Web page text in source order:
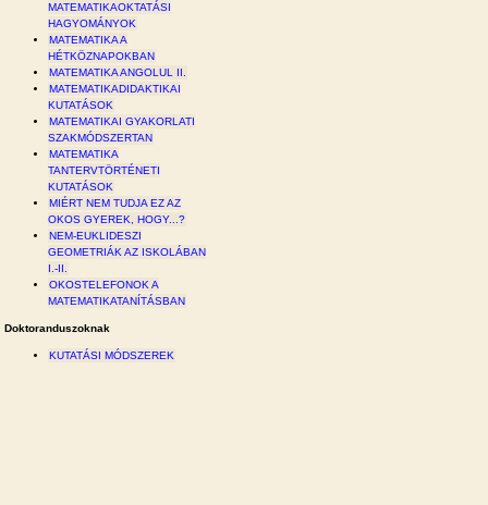
MATEMATIKAOKTATÁSI
HAGYOMÁNYOK
MATEMATIKA A
HÉTKÖZNAPOKBAN
MATEMATIKA ANGOLUL II.
MATEMATIKADIDAKTIKAI
KUTATÁSOK
MATEMATIKAI GYAKORLATI
SZAKMÓDSZERTAN
MATEMATIKA
TANTERVTÖRTÉNETI
KUTATÁSOK
MIÉRT NEM TUDJA EZ AZ
OKOS GYEREK, HOGY...?
NEM-EUKLIDESZI
GEOMETRIÁK AZ ISKOLÁBAN
I.-II.
OKOSTELEFONOK A
MATEMATIKATANÍTÁSBAN
Doktoranduszoknak
KUTATÁSI MÓDSZEREK